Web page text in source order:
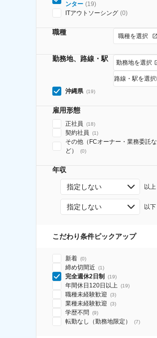
ンター (19)
ITアウトソーシング (0)
職種 職種を選択
勤務地、路線・駅 勤務地を選択
路線・駅を選択
沖縄県 (19)
雇用形態
正社員 (18)
契約社員 (1)
その他（FCオーナー・業務委託な
ど）
(0)
年収
指定しない 以上
指定しない 以下
こだわり条件ピックアップ
新着 (0)
締め切間近 (1)
完全週休2日制 (19)
年間休日120日以上 (19)
職種未経験歓迎 (3)
業種未経験歓迎 (3)
学歴不問 (9)
転勤なし（勤務地限定） (7)